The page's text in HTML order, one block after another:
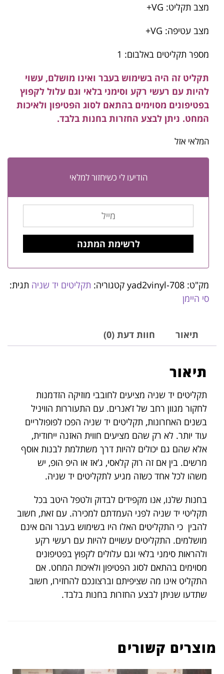
מצב תקליט: VG+
מצב עטיפה: VG+
מספר תקליטים באלבום: 1
תקליט זה היה בשימוש בעבר ואינו מושלם, עשוי
להיות עם רעשי רקע וסימני בלאי וגם עלול לקפוץ
בפטיפונים מסוימים בהתאם לסוג הפטיפון ולאיכות
המחט. ניתן לבצע החזרות בחנות בלבד.
המלאי אזל
הודיעו לי כשיחזור למלאי
מק"ט: yad2vinyl-708 קטגוריה: תקליטים יד שניה תגית:
סי היימן
תיאור חוות דעת (0)
תיאור
תקליטים יד שניה מציעים לחובבי מוזיקה הזדמנות
לחקור מגוון רחב של ז’אנרים. עם התעוררות הוויניל
בשנים האחרונות, תקליטים יד שניה הפכו לפופולריים
עוד יותר. לא רק שהם מציעים חווית האזנה ייחודית,
אלא שהם גם יכולים להיות דרך משתלמת לבנות אוסף
מרשים. בין אם זה רוק קלאסי, ג’אז או היפ הופ, יש
משהו לכל אחד כשזה מגיע לתקליטים יד שניה.
בחנות שלנו, אנו מקפידים לבדוק ולטפל היטב בכל
תקליטי יד שניה לפני העמדתם למכירה. עם זאת, חשוב
להבין כי התקליטים האלו היו בשימוש בעבר והם אינם
מושלמים. התקליטים עשויים להיות עם רעשי רקע
ולהראות סימני בלאי וגם עלולים לקפוץ בפטיפונים
מסוימים בהתאם לסוג הפטיפון ולאיכות המחט. אם
התקליט אינו מה שציפיתם וברצונכם להחזירו, חשוב
שתדעו שניתן לבצע החזרות בחנות בלבד.
מוצרים קשורים